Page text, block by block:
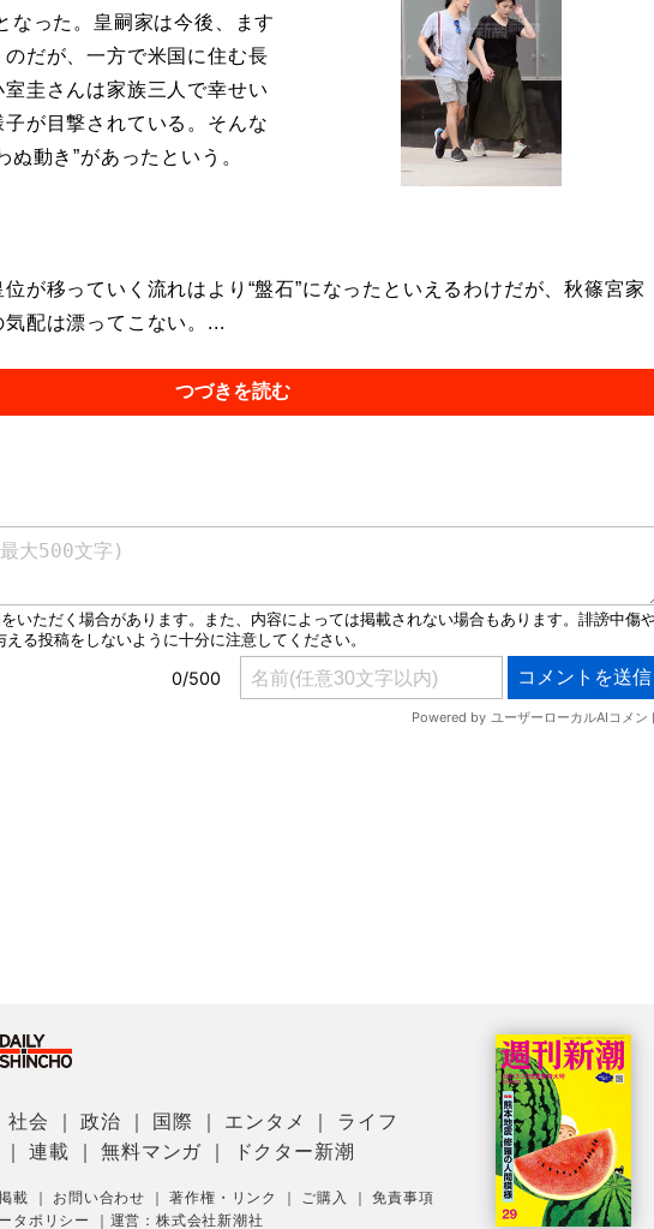
なった。皇嗣家は今後、ます
だが、一方で米国に住む長
圭さんは家族三人で幸せい
が目撃されている。そんな
ぬ動き”があったという。
が移っていく流れはより“盤石”になったといえるわけだが、秋篠宮家
配は漂ってこない。...
つづきを読む
社会 ｜政治 国際 エンタメ
ライフ
｜連載 ｜無料マンガ ドクター新潮
載 ｜ お問い合わせ ｜著作権・リンク ｜ ご購入 ｜免責事項
タポリシー ｜ 運営：株式会社新潮社